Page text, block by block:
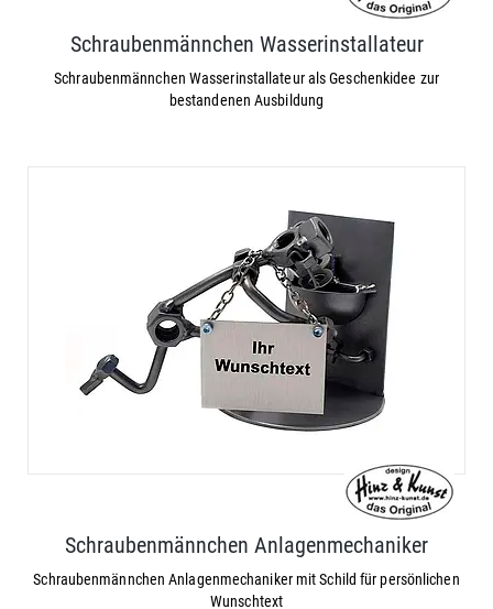
Schraubenmännchen Wasserinstallateur
Schraubenmännchen Wasserinstallateur als Geschenkidee zur
bestandenen Ausbildung
Schraubenmännchen Anlagenmechaniker
Schraubenmännchen Anlagenmechaniker mit Schild für persönlichen
Wunschtext